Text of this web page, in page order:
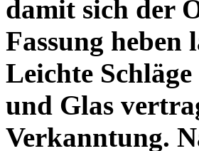
damit sich der
Fassung heben
Leichte
und Glas
Verkanntung.